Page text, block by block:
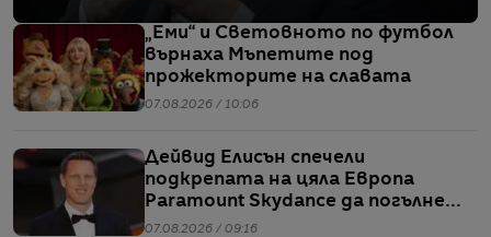
„Еми“ и Световното по футбол
върнаха Мъпетите под
прожекторите на славата
07.08.2026 / 10:06
Дейвид Елисън спечели
подкрепата на цяла Европа
Paramount Skydance да погълне
WBD
07.08.2026 / 09:16